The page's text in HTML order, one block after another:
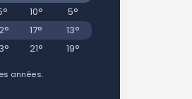
10°
5°
17°
13°
21° 19°
années.